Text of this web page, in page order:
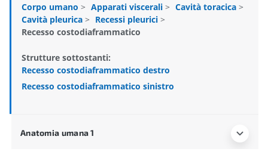
Corpo umano > Apparati viscerali > Cavità toracica >
Cavità pleurica > Recessi pleurici >
Recesso costodiaframmatico
Strutture sottostanti:
Recesso costodiaframmatico destro
Recesso costodiaframmatico sinistro
Anatomia umana 1